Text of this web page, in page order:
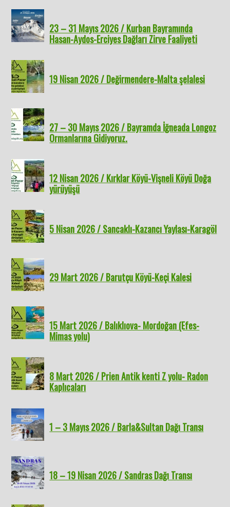
23 – 31 Mayıs 2026 / Kurban Bayramında
Hasan-Aydos-Erciyes Dağları Zirve Faaliyeti
19 Nisan 2026 / Değirmendere-Malta şelalesi
27 – 30 Mayıs 2026 / Bayramda İğneada Longoz
Ormanlarına Gidiyoruz.
12 Nisan 2026 / Kırklar Köyü-Vişneli Köyü Doğa
yürüyüşü
5 Nisan 2026 / Sancaklı-Kazancı Yaylası-Karagöl
29 Mart 2026 / Barutçu Köyü-Keçi Kalesi
15 Mart 2026 / Balıklıova- Mordoğan (Efes-
Mimas yolu)
8 Mart 2026 / Prien Antik kenti Z yolu- Radon
Kaplıcaları
1 – 3 Mayıs 2026 / Barla&Sultan Dağı Transı
18 – 19 Nisan 2026 / Sandras Dağı Transı